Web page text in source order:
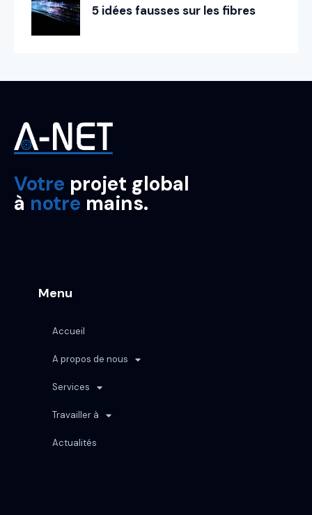
5 idées fausses sur les fibres
Votre projet global
à notre mains.
Menu
Accueil
A propos de nous
Services
Travailler à
Actualités